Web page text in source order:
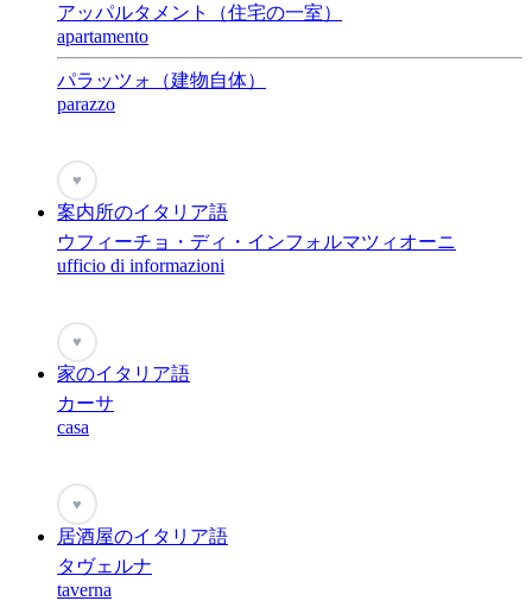
アッパルタメント（住宅の一室）
apartamento
パラッツォ（建物自体）
parazzo
♥
案内所のイタリア語
ウフィーチョ・ディ・インフォルマツィオーニ
ufficio di informazioni
♥
家のイタリア語
カーサ
casa
♥
居酒屋のイタリア語
タヴェルナ
taverna